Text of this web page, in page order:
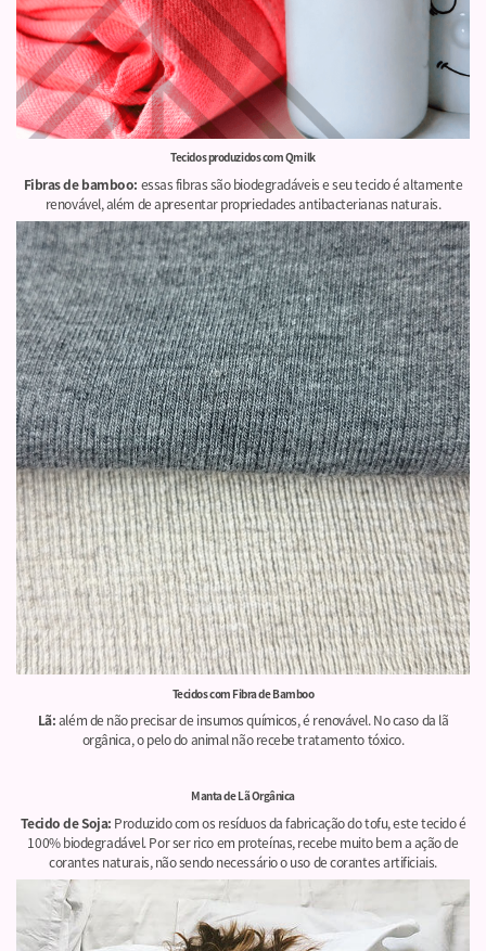
Tecidos produzidos com Qmilk
Fibras de bamboo: essas fibras são biodegradáveis e seu tecido é altamente
renovável, além de apresentar propriedades antibacterianas naturais.
Tecidos com Fibra de Bamboo
Lã:além de não precisar de insumos químicos, é renovável. No caso da lã
orgânica, o pelo do animal não recebe tratamento tóxico.
Manta de Lã Orgânica
Tecido de Soja: Produzido com os resíduos da fabricação do tofu, este tecido é
100% biodegradável. Por ser rico em proteínas, recebe muito bem a ação de
corantes naturais, não sendo necessário o uso de corantes artificiais.